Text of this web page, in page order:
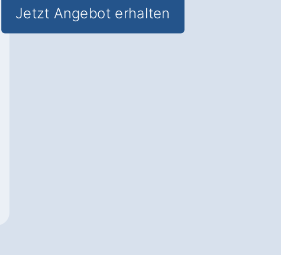
Jetzt Angebot erhalten